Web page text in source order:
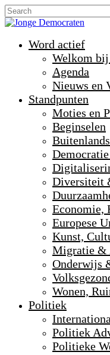
Word actief
Welkom bij
Agenda
Nieuws en
Standpunten
Moties en
Beginselen
Diversiteit
Economie,
Europese
Kunst,
Migratie &
Onderwijs
Wonen,
Politiek
Politiek
Politieke